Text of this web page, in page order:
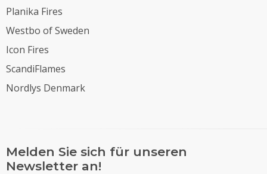
Planika Fires
Westbo of Sweden
Icon Fires
ScandiFlames
Nordlys Denmark
Melden Sie sich für unseren
Newsletter an!